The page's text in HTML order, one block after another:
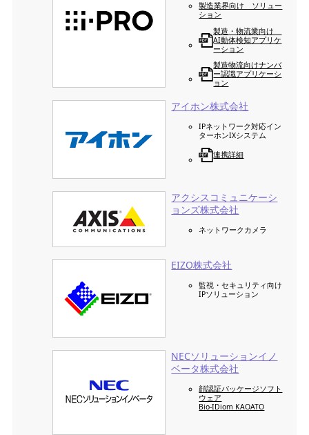
製造業界向け ソリュー
ション
製造・物流業向け
AI動体検知アプリケ
ーション
製造物流向けナンバ
ー認識アプリケーシ
ョン
アイホン株式会社
IPネットワーク対応イン
ターホンIXシステム
連携詳細
アクシスコミュニケーシ
ョンズ株式会社
ネットワークカメラ
EIZO株式会社
監視・セキュリティ向け
IPソリューション
NECソリューションイノ
ベータ株式会社
顔認証パッケージソフト
ウェア
Bio-IDiom KAOATO